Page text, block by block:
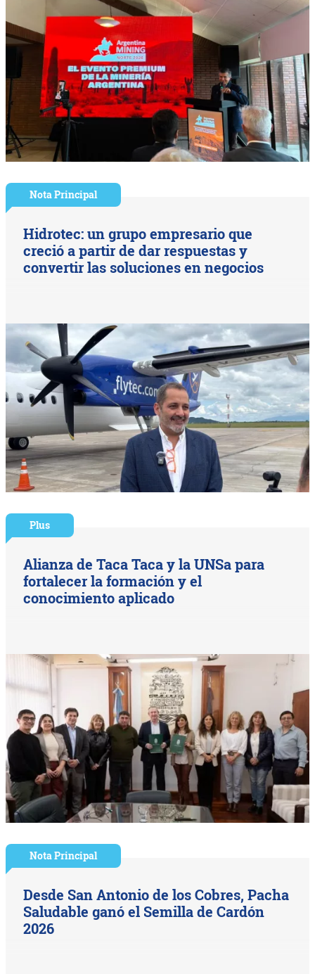
Nota Principal
Hidrotec: un grupo empresario que
creció a partir de dar respuestas y
convertir las soluciones en negocios
Plus
Alianza de Taca Taca y la UNSa para
fortalecer la formación y el
conocimiento aplicado
Nota Principal
Desde San Antonio de los Cobres, Pacha
Saludable ganó el Semilla de Cardón
2026